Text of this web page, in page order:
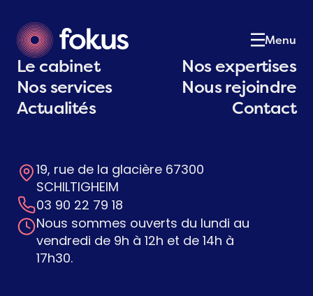
Menu
02Notre équipe
03Nos expertises
04Nos services
05 Actualités
Contactez-nous
19, rue de la glacière 67300
SCHILTIGHEIM
03 90 22 79 18
Nous sommes ouverts du lundi au
vendredi de 9h à 12h et de 14h à
17h30.
Le cabinet
Nos expertises
Nos services
Nous rejoindre
Actualités
Contact